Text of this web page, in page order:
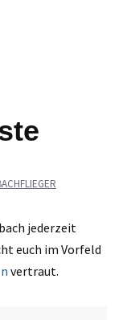
jederzeit
euch im Vorfeld
vertraut.